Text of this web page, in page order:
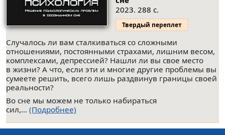
2023. 288 с.
Твердый переплет
Случалось ли вам сталкиваться со сложными
отношениями, постоянными страхами, лишним весом,
комплексами, депрессией? Нашли ли вы свое место
в жизни? А что, если эти и многие другие проблемы вы
сумеете решить, всего лишь раздвинув границы своей
реальности?
Во сне мы можем не только набираться
сил,... (Подробнее)